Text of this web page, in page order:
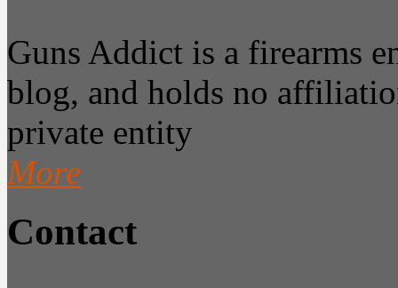
Guns Addict is a firearms
blog, and holds no
private entity
More
Contact